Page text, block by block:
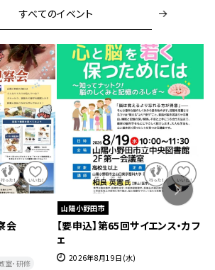
すべてのイベント
会
室・研修
山陽小野田市
【要申込】第65回サイエンス・カフ
ェ
2026年8月19日(水)